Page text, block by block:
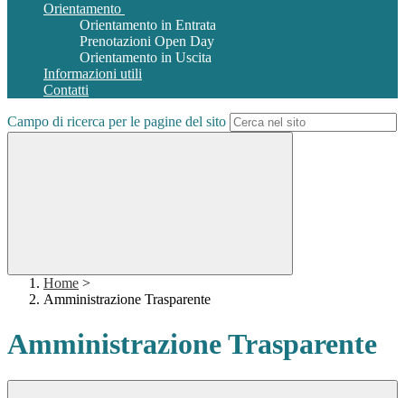
Orientamento
Orientamento in Entrata
Prenotazioni Open Day
Orientamento in Uscita
Informazioni utili
Contatti
Campo di ricerca per le pagine del sito
Home >
Amministrazione Trasparente
Amministrazione Trasparente